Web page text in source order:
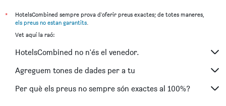
*
HotelsCombined sempre prova d'oferir preus exactes; de totes maneres,
els preus no estan garantits.
Vet aquí la raó:
HotelsCombined no n'és el venedor.
Agreguem tones de dades per a tu
Per què els preus no sempre són exactes al 100%?